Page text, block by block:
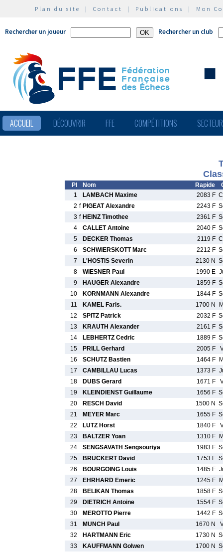
Plan du site | Contact | Publications | Mon
Rechercher un joueur Rechercher un club
ACCUEIL DÉCOUVRIR FFE COMPÉTITIONS
Pl Nom Rapide
1
LAMBACH Maxime 2083 F
2 f PIGEAT Alexandre 2243 F
3 f HEINZ Timothee 2361 F
4
CALLET Antoine 2040 F
5
DECKER Thomas 2119 F
6
SCHWIERSKOTT Marc 2212 F
7
L'HOSTIS Severin 2130 N
8
WIESNER Paul 1990 E
9
HAUGER Alexandre 1859 F
10
KORNMANN Alexandre 1844 F
11
KAMEL Faris. 1700 N
12
SPITZ Patrick 2032 F
13
KRAUTH Alexander 2161 F
14
LEBHERTZ Cedric 1889 F
15
PRILL Gerhard 2005 F
16
SCHUTZ Bastien 1464 F
17
CAMBILLAU Lucas 1373 F
18
DUBS Gerard 1671 F
19
KLEINDIENST Guillaume 1656 F
20
RESCH David 1500 N
21
MEYER Marc 1655 F
22
LUTZ Horst 1840 F
23
BALTZER Yoan 1310 F
24
SENGSAVATH Sengsouriya 1983 F
25
BRUCKERT David 1753 F
26
BOURGOING Louis 1485 F
27
EHRHARD Emeric 1245 F
28
BELIKAN Thomas 1858 F
29
DIETRICH Antoine 1554 F
30
MEROTTO Pierre 1442 F
31
MUNCH Paul 1670 N
32
HARTMANN Eric 1730 N
33
KAUFFMANN Golwen 1700 N